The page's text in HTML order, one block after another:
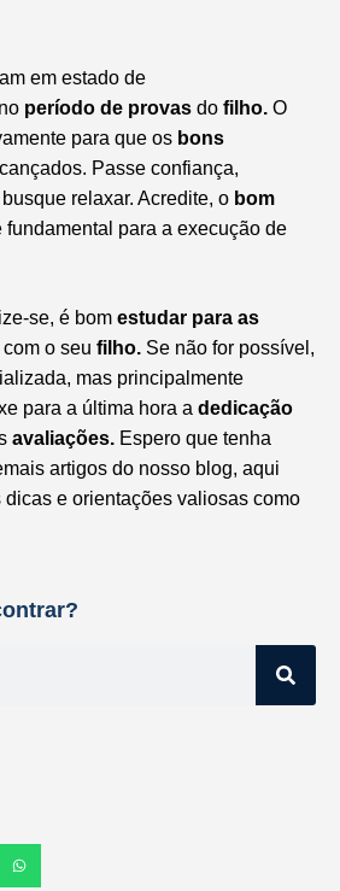
em estado de
no período de provas do filho. O
para que os bons
Passe confiança,
relaxar. Acredite, o bom
fundamental para a execução de
se, é bom estudar para as
o seu filho. Se não for possível,
mas principalmente
para a última hora a dedicação
avaliações. Espero que tenha
artigos do nosso blog, aqui
e orientações valiosas como